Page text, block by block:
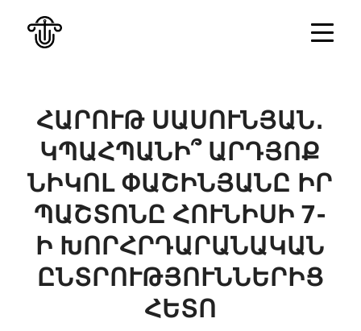
ՀԱՐՈՒԹ ՍԱՍՈՒՆՅԱՆ․
ԿՊԱՀՊԱՆԻ՞ ԱՐԴՅՈՔ
ՆԻԿՈԼ ՓԱՇԻՆՅԱՆԸ ԻՐ
ՊԱՇՏՈՆԸ ՀՈՒՆԻՍԻ 7-
Ի ԽՈՐՀՐԴԱՐԱՆԱԿԱՆ
ԸՆՏՐՈՒԹՅՈՒՆՆԵՐԻՑ
ՀԵՏՈ